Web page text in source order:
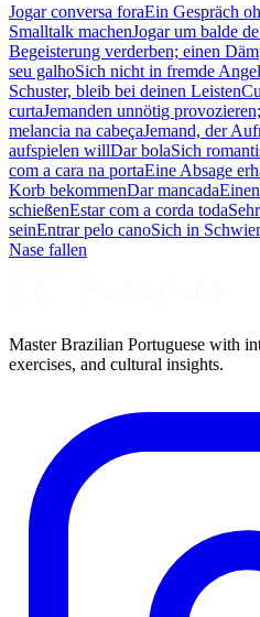
Jogar conversa foraEin Gespräch
Smalltalk machenJogar um balde
Begeisterung verderben; einen
seu galhoSich nicht in fremde
Schuster, bleib bei deinen Leisten
curtaJemanden unnötig
melancia na cabeçaJemand, der
aufspielen willDar bolaSich
com a cara na portaEine Absage
Korb bekommenDar mancada
schießenEstar com a corda toda
seinEntrar pelo canoSich in
Nase fallen
Master Brazilian Portuguese with
exercises, and cultural insights.